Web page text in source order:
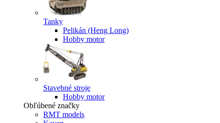
Tanky
Pelikán (Heng Long)
Hobby motor
Stavebné stroje
Hobby motor
Obľúbené značky
RMT models